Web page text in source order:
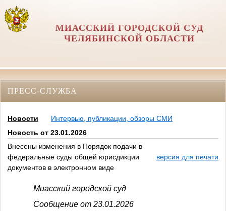
МИАССКИЙ ГОРОДСКОЙ СУД
ЧЕЛЯБИНСКОЙ ОБЛАСТИ
ПРЕСС-СЛУЖБА
Новости
Интервью, публикации, обзоры СМИ
Новость от 23.01.2026
Внесены изменения в Порядок подачи в
федеральные суды общей юрисдикции
документов в электронном виде
версия для печати
Миасский городской суд
Сообщение от 23.01.2026